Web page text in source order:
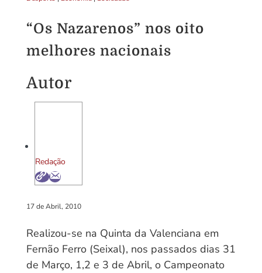
“Os Nazarenos” nos oito
melhores nacionais
Autor
Redação
17 de Abril, 2010
Realizou-se na Quinta da Valenciana em
Fernão Ferro (Seixal), nos passados dias 31
de Março, 1,2 e 3 de Abril, o Campeonato